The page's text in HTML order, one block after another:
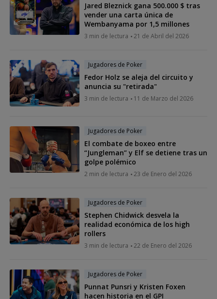
Jared Bleznick gana 500.000 $ tras
vender una carta única de
Wembanyama por 1,5 millones
3 min de lectura 21 de Abril del 2026
Jugadores de Poker
Fedor Holz se aleja del circuito y
anuncia su "retirada"
3 min de lectura 11 de Marzo del 2026
Jugadores de Poker
El combate de boxeo entre
“Jungleman” y Elf se detiene tras un
golpe polémico
2 min de lectura 23 de Enero del 2026
Jugadores de Poker
Stephen Chidwick desvela la
realidad económica de los high
rollers
3 min de lectura 22 de Enero del 2026
Jugadores de Poker
Punnat Punsri y Kristen Foxen
hacen historia en el GPI